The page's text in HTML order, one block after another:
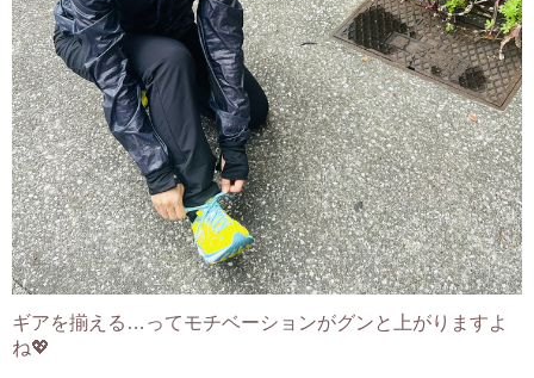
ギアを揃える…ってモチベーションがグンと上がりますよ
ね💖